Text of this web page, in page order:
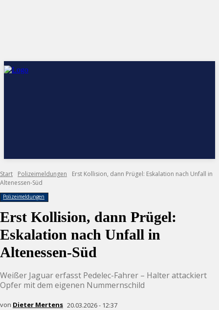
Start Polizeimeldungen
Erst Kollision, dann Prügel: Eskalation nach Unfall in
Altenessen-Süd
Polizeimeldungen
Erst Kollision, dann Prügel:
Eskalation nach Unfall in
Altenessen-Süd
Weißer Jaguar erfasst Pedelec-Fahrer – Halter attackiert
Opfer mit dem eigenen Nummernschild
von Dieter Mertens 20.03.2026 - 12:37